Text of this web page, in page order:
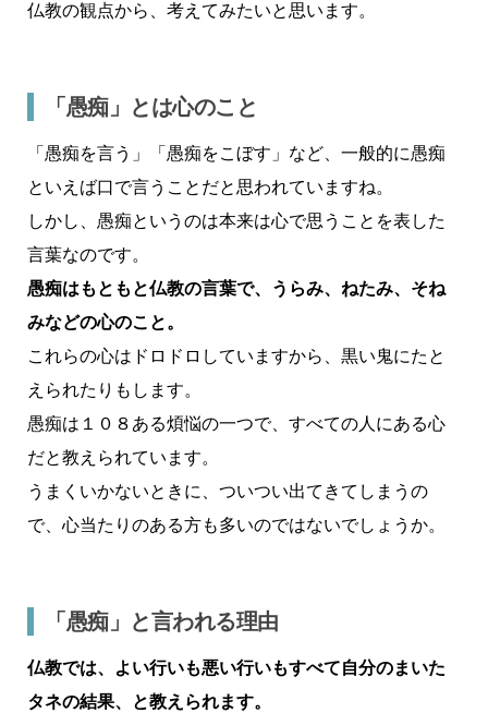
仏教の観点から、考えてみたいと思います。
「愚痴」とは心のこと
「愚痴を言う」「愚痴をこぼす」など、一般的に愚痴
といえば口で言うことだと思われていますね。
しかし、愚痴というのは本来は心で思うことを表した
言葉なのです。
愚痴はもともと仏教の言葉で、うらみ、ねたみ、そね
みなどの心のこと。
これらの心はドロドロしていますから、黒い鬼にたと
えられたりもします。
愚痴は１０８ある煩悩の一つで、すべての人にある心
だと教えられています。
うまくいかないときに、ついつい出てきてしまうの
で、心当たりのある方も多いのではないでしょうか。
「愚痴」と言われる理由
仏教では、よい行いも悪い行いもすべて自分のまいた
タネの結果、と教えられます。